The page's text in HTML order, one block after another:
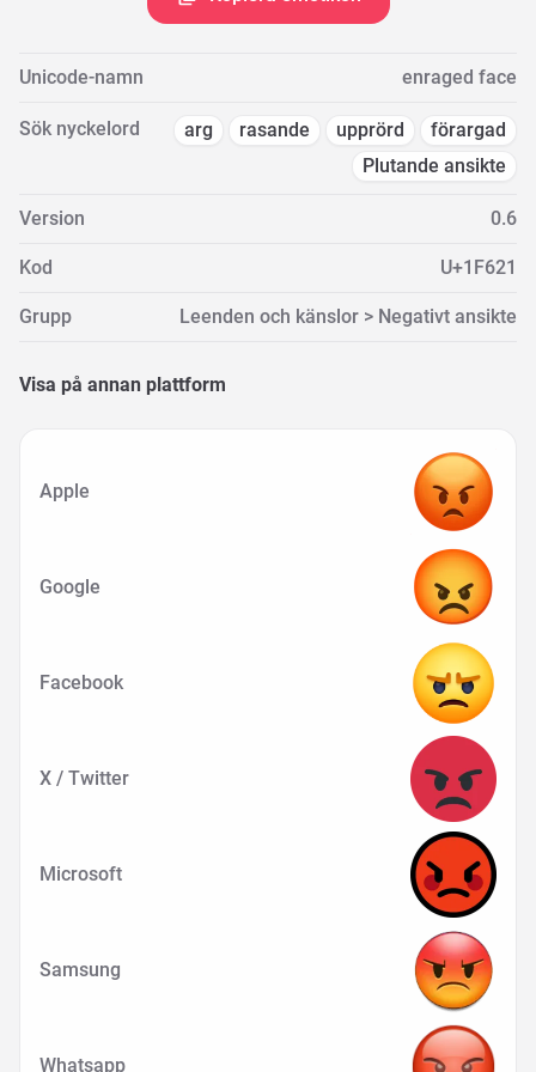
Unicode-namn enraged face
Sök nyckelord arg rasande upprörd
förargad
Plutande ansikte
Version 0.6
Kod U+1F621
Grupp Leenden och känslor > Negativt ansikte
Visa på annan plattform
Apple
Google
Facebook
X / Twitter
Microsoft
Samsung
Whatsapp